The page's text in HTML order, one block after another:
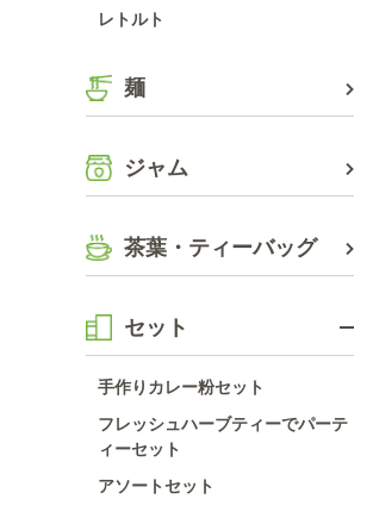
レトルト
麺
ジャム
茶葉・ティーバッグ
セット
手作りカレー粉セット
フレッシュハーブティーでパーテ
ィーセット
アソートセット